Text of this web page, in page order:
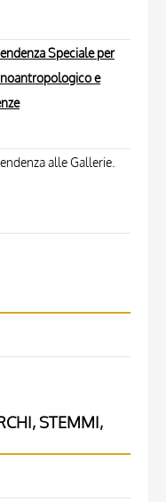
Speciale per
e
alle Gallerie.
STEMMI,